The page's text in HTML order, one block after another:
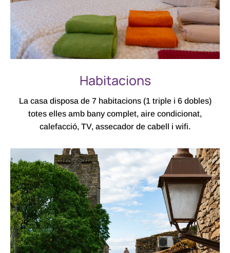
Habitacions
La casa disposa de 7 habitacions (1 triple i 6 dobles)
totes elles amb bany complet, aire condicionat,
calefacció, TV, assecador de cabell i wifi.